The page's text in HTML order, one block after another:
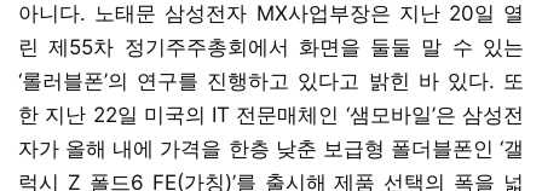
아니다. 노태문 삼성전자 MX사업부장은 지난 20일 열
린 제55차 정기주주총회에서 화면을 둘둘 말 수 있는
‘롤러블폰’의 연구를 진행하고 있다고 밝힌 바 있다. 또
한 지난 22일 미국의 IT 전문매체인 ‘샘모바일’은 삼성전
자가 올해 내에 가격을 한층 낮춘 보급형 폴더블폰인 ‘갤
럭시 Z 폴드6 FE(가칭)’를 출시해 제품 선택의 폭을 넓